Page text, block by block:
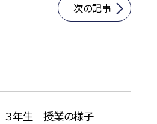
次の記事
３年生 授業の様子